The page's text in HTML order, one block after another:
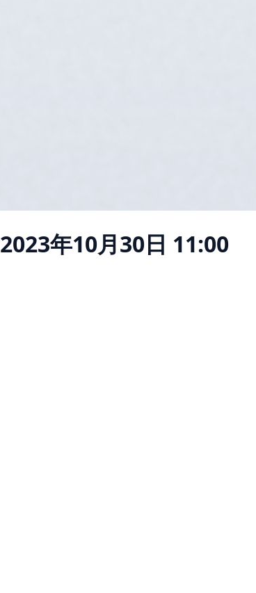
2023年10月30日 11:00